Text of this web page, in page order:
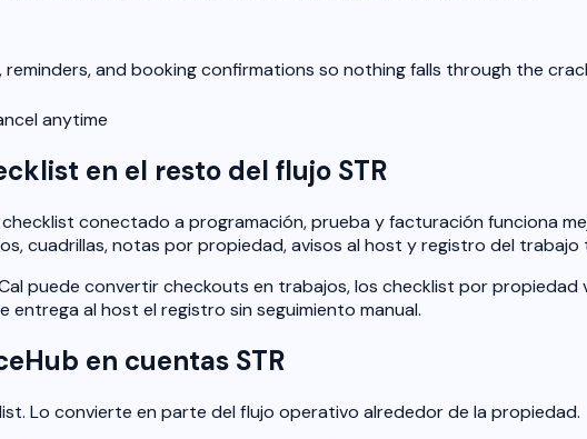
and booking confirmations so nothing falls through the
anytime
en el resto del flujo STR
conectado a programación, prueba y facturación funciona
cuadrillas, notas por propiedad, avisos al host y registro del trabajo
puede convertir checkouts en trabajos, los checklist por
entrega al host el registro sin seguimiento manual.
en cuentas STR
Lo convierte en parte del flujo operativo alrededor de la propiedad.